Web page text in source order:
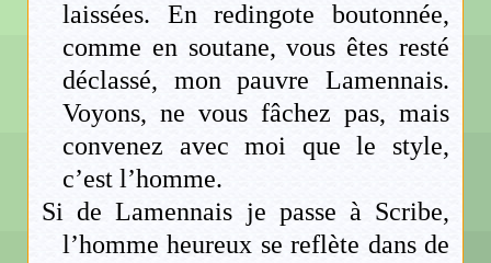
laissées. En redingote boutonnée,
comme en soutane, vous êtes resté
déclassé, mon pauvre Lamennais.
Voyons, ne vous fâchez pas, mais
convenez avec moi que le style,
c’est l’homme.
Si de Lamennais je passe à Scribe,
l’homme heureux se reflète dans de